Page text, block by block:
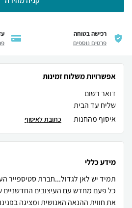
רכישה בטוחה
פרטים נוספים
עד 6
אפשרויות משלוח זמינות
דואר רשום
שליח עד הבית
איסוף מהחנות
כתובת לאיסוף
מידע כללי
תמיד יש לאן לגדול...חברת סטיספייר
כל פעם מחדש עם העיצובים
את חווית ההנאה האנושית ומציגה